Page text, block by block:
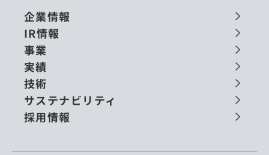
企業情報
IR情報
事業
実績
技術
サステナビリティ
採用情報